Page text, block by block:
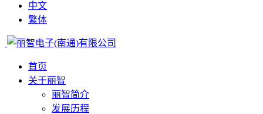
中文
繁体
首页
关于丽智
丽智简介
发展历程